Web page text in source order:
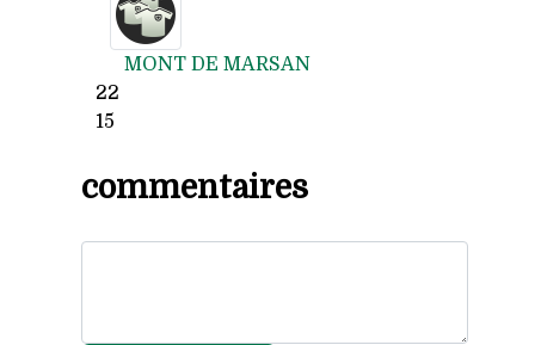
MONT DE MARSAN
22
15
commentaires